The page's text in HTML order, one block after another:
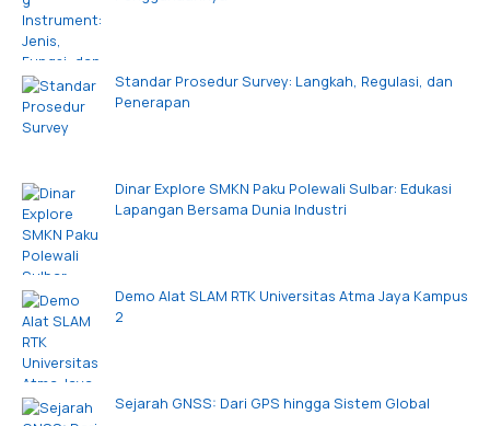
Standar Prosedur Survey: Langkah, Regulasi, dan
Penerapan
Dinar Explore SMKN Paku Polewali Sulbar: Edukasi
Lapangan Bersama Dunia Industri
Demo Alat SLAM RTK Universitas Atma Jaya Kampus
2
Sejarah GNSS: Dari GPS hingga Sistem Global